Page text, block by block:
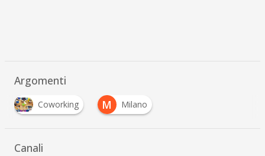
Argomenti
Coworking M Milano
Canali